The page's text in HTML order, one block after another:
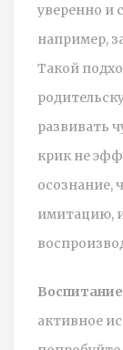
уверенно и
например,
Такой
развивать
крик не
осознание,
имитацию,
активное